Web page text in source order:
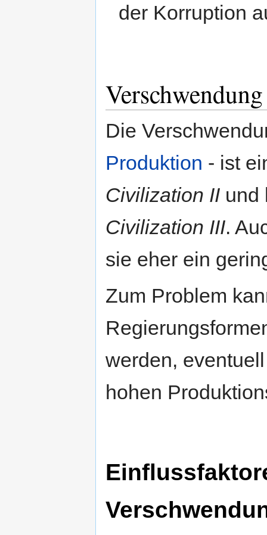
der Korruption
Verschwendung
Die
Produktion - ist
Civilization II und
Civilization III.
sie eher ein
Zum Problem
werden,
hohen